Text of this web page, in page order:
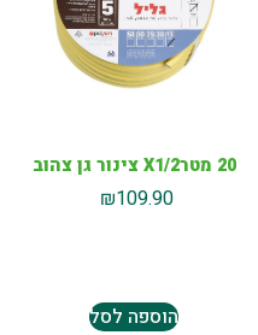
20 מטרX1/2 צינור גן צהוב
₪109.90
הוספה לסל